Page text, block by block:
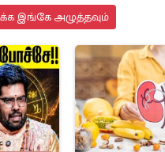
இங்கே அழுத்தவும்